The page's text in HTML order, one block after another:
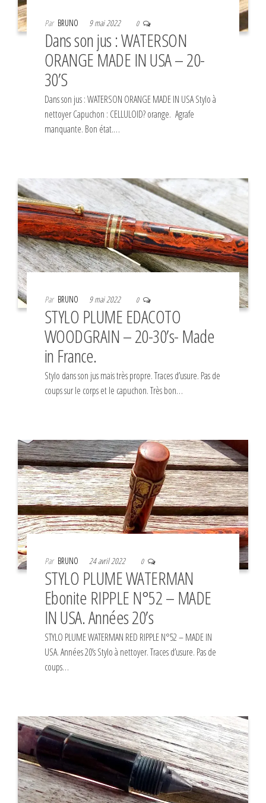
Par BRUNO 9 mai 2022 0
Dans son jus : WATERSON
ORANGE MADE IN USA – 20-
30’S
Dans son jus : WATERSON ORANGE MADE IN USA Stylo à
nettoyer Capuchon : CELLULOID? orange. Agrafe
manquante. Bon état.…
Par BRUNO 9 mai 2022 0
STYLO PLUME EDACOTO
WOODGRAIN – 20-30’s- Made
in France.
Stylo dans son jus mais très propre. Traces d’usure. Pas de
coups sur le corps et le capuchon. Très bon…
Par BRUNO 24 avril 2022 0
STYLO PLUME WATERMAN
Ebonite RIPPLE N°52 – MADE
IN USA. Années 20’s
STYLO PLUME WATERMAN RED RIPPLE N°52 – MADE IN
USA. Années 20’s Stylo à nettoyer. Traces d’usure. Pas de
coups…